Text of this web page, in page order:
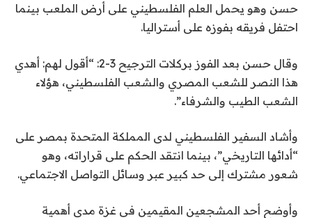
حسن وهو يحمل العلم الفلسطيني على أرض الملعب بينما
احتفل فريقه بفوزه على أستراليا.
وقال حسن بعد الفوز بركلات الترجيح 3-2: “أقول لهم: أهدي
هذا النصر للشعب المصري والشعب الفلسطيني، هؤلاء
الشعب الطيب والشرفاء”.
وأشاد السفير الفلسطيني لدى المملكة المتحدة بمصر على
“أدائها التاريخي”، بينما انتقد الحكم على قراراته، وهو
شعور مشترك إلى حد كبير عبر وسائل التواصل الاجتماعي.
وأوضح أحد المشجعين المقيمين في غزة مدى أهمية